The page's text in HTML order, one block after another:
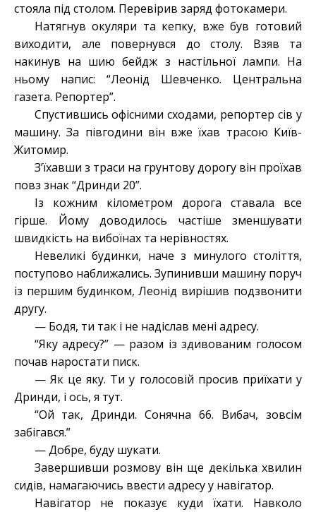
стояла під столом. Перевірив заряд фотокамери.
Натягнув окуляри та кепку, вже був готовий
виходити, але повернувся до столу. Взяв та
накинув на шию бейдж з настільної лампи. На
ньому напис: “Леонід Шевченко. Центральна
газета. Репортер”.
Спустившись офісними сходами, репортер сів у
машину. За півгодини він вже їхав трасою Київ-
Житомир.
З’їхавши з траси на грунтову дорогу він проїхав
повз знак “Дринди 20”.
Із кожним кілометром дорога ставала все
гірше. Йому доводилось частіше зменшувати
швидкість на вибоїнах та нерівностях.
Невеликі будинки, наче з минулого століття,
поступово наближались. Зупинивши машину поруч
із першим будинком, Леонід вирішив подзвонити
другу.
— Бодя, ти так і не надіслав мені адресу.
“Яку адресу?” — разом із здивованим голосом
почав наростати писк.
— Як це яку. Ти у голосовій просив приїхати у
Дринди, і ось, я тут.
“Ой так, Дринди. Сонячна 66. Вибач, зовсім
забігався.”
— Добре, буду шукати.
Завершивши розмову він ще декілька хвилин
сидів, намагаючись ввести адресу у навігатор.
Навігатор не показує куди їхати. Навколо